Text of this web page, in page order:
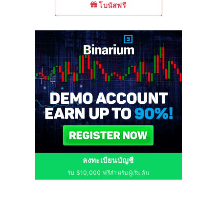
โบนัสฟรี
ลงทะเบียนบัญชี
รับ $10,000 ฟรีสำหรับผู้เริ่มต้น